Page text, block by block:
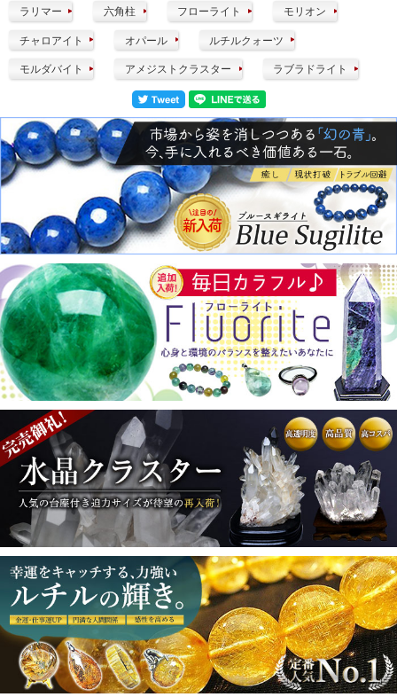
ラリマー 六角柱 フローライト モリオン
チャロアイト オパール ルチルクォーツ
モルダバイト アメジストクラスター ラブラドライト